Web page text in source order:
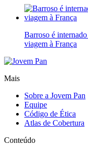
Barroso é
viagem à França
Mais
Sobre a Jovem Pan
Equipe
Código de Ética
Atlas de Cobertura
Conteúdo